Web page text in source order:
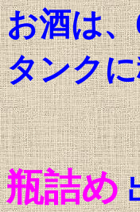
お酒は、
タンク
瓶詰め